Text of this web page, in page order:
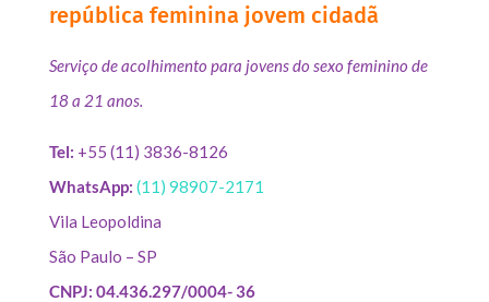
república feminina jovem cidadã
Serviço de acolhimento para jovens do sexo feminino de
18 a 21 anos.
Tel: +55 (11) 3836-8126
WhatsApp: (11) 98907-2171
Vila Leopoldina
São Paulo – SP
CNPJ: 04.436.297/0004- 36